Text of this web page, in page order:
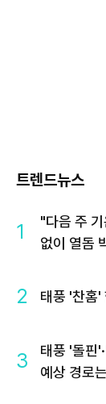
트렌드뉴스
1
"다음 주
없이 열돔
2 태풍 '찬홈'
3
태풍 '돌핀
예상 경로